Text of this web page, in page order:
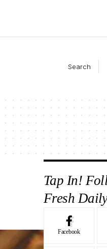
Search
Tap In!
Fresh
Facebook